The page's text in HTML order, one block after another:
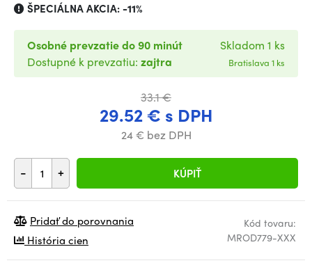
ŠPECIÁLNA AKCIA:-11%
33.1 €
29.52 € s DPH
24 € bez DPH
- + KÚPIŤ
Osobné prevzatie do 90 minút
Dostupné k prevzatiu: zajtra
Skladom 1 ks
Bratislava 1 ks
Kód tovaru:
MROD779-XXX
Pridať do porovnania
História cien